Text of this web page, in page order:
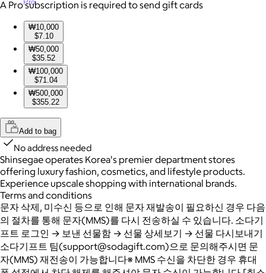
Pro
A Pro subscription is required to send gift cards
₩10,000
$7.10
₩50,000
$35.52
₩100,000
$71.04
₩500,000
$355.22
Add to bag
No address needed
Shinsegae operates Korea's premier department stores
offering luxury fashion, cosmetics, and lifestyle products.
Experience upscale shopping with international brands.
Terms and conditions
문자 삭제, 미수신 등으로 인해 문자 재발송이 필요하신 경우 다음
의 절차를 통해 문자(MMS)를 다시 전송하실 수 있습니다. 소다기
프트 로그인 → 보낸 선물함 → 선물 상세보기 → 선물 다시보내기
소다기프트 팀(support@sodagift.com)으로 문의해주시면 문
자(MMS) 재전송이 가능합니다※ MMS 수신을 차단한 경우 휴대